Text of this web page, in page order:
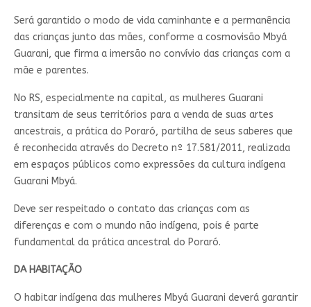
Será garantido o modo de vida caminhante e a permanência
das crianças junto das mães, conforme a cosmovisão Mbyá
Guarani, que firma a imersão no convívio das crianças com a
mãe e parentes.
No RS, especialmente na capital, as mulheres Guarani
transitam de seus territórios para a venda de suas artes
ancestrais, a prática do Poraró, partilha de seus saberes que
é reconhecida através do Decreto nº 17.581/2011, realizada
em espaços públicos como expressões da cultura indígena
Guarani Mbyá.
Deve ser respeitado o contato das crianças com as
diferenças e com o mundo não indígena, pois é parte
fundamental da prática ancestral do Poraró.
DA HABITAÇÃO
O habitar indígena das mulheres Mbyá Guarani deverá garantir